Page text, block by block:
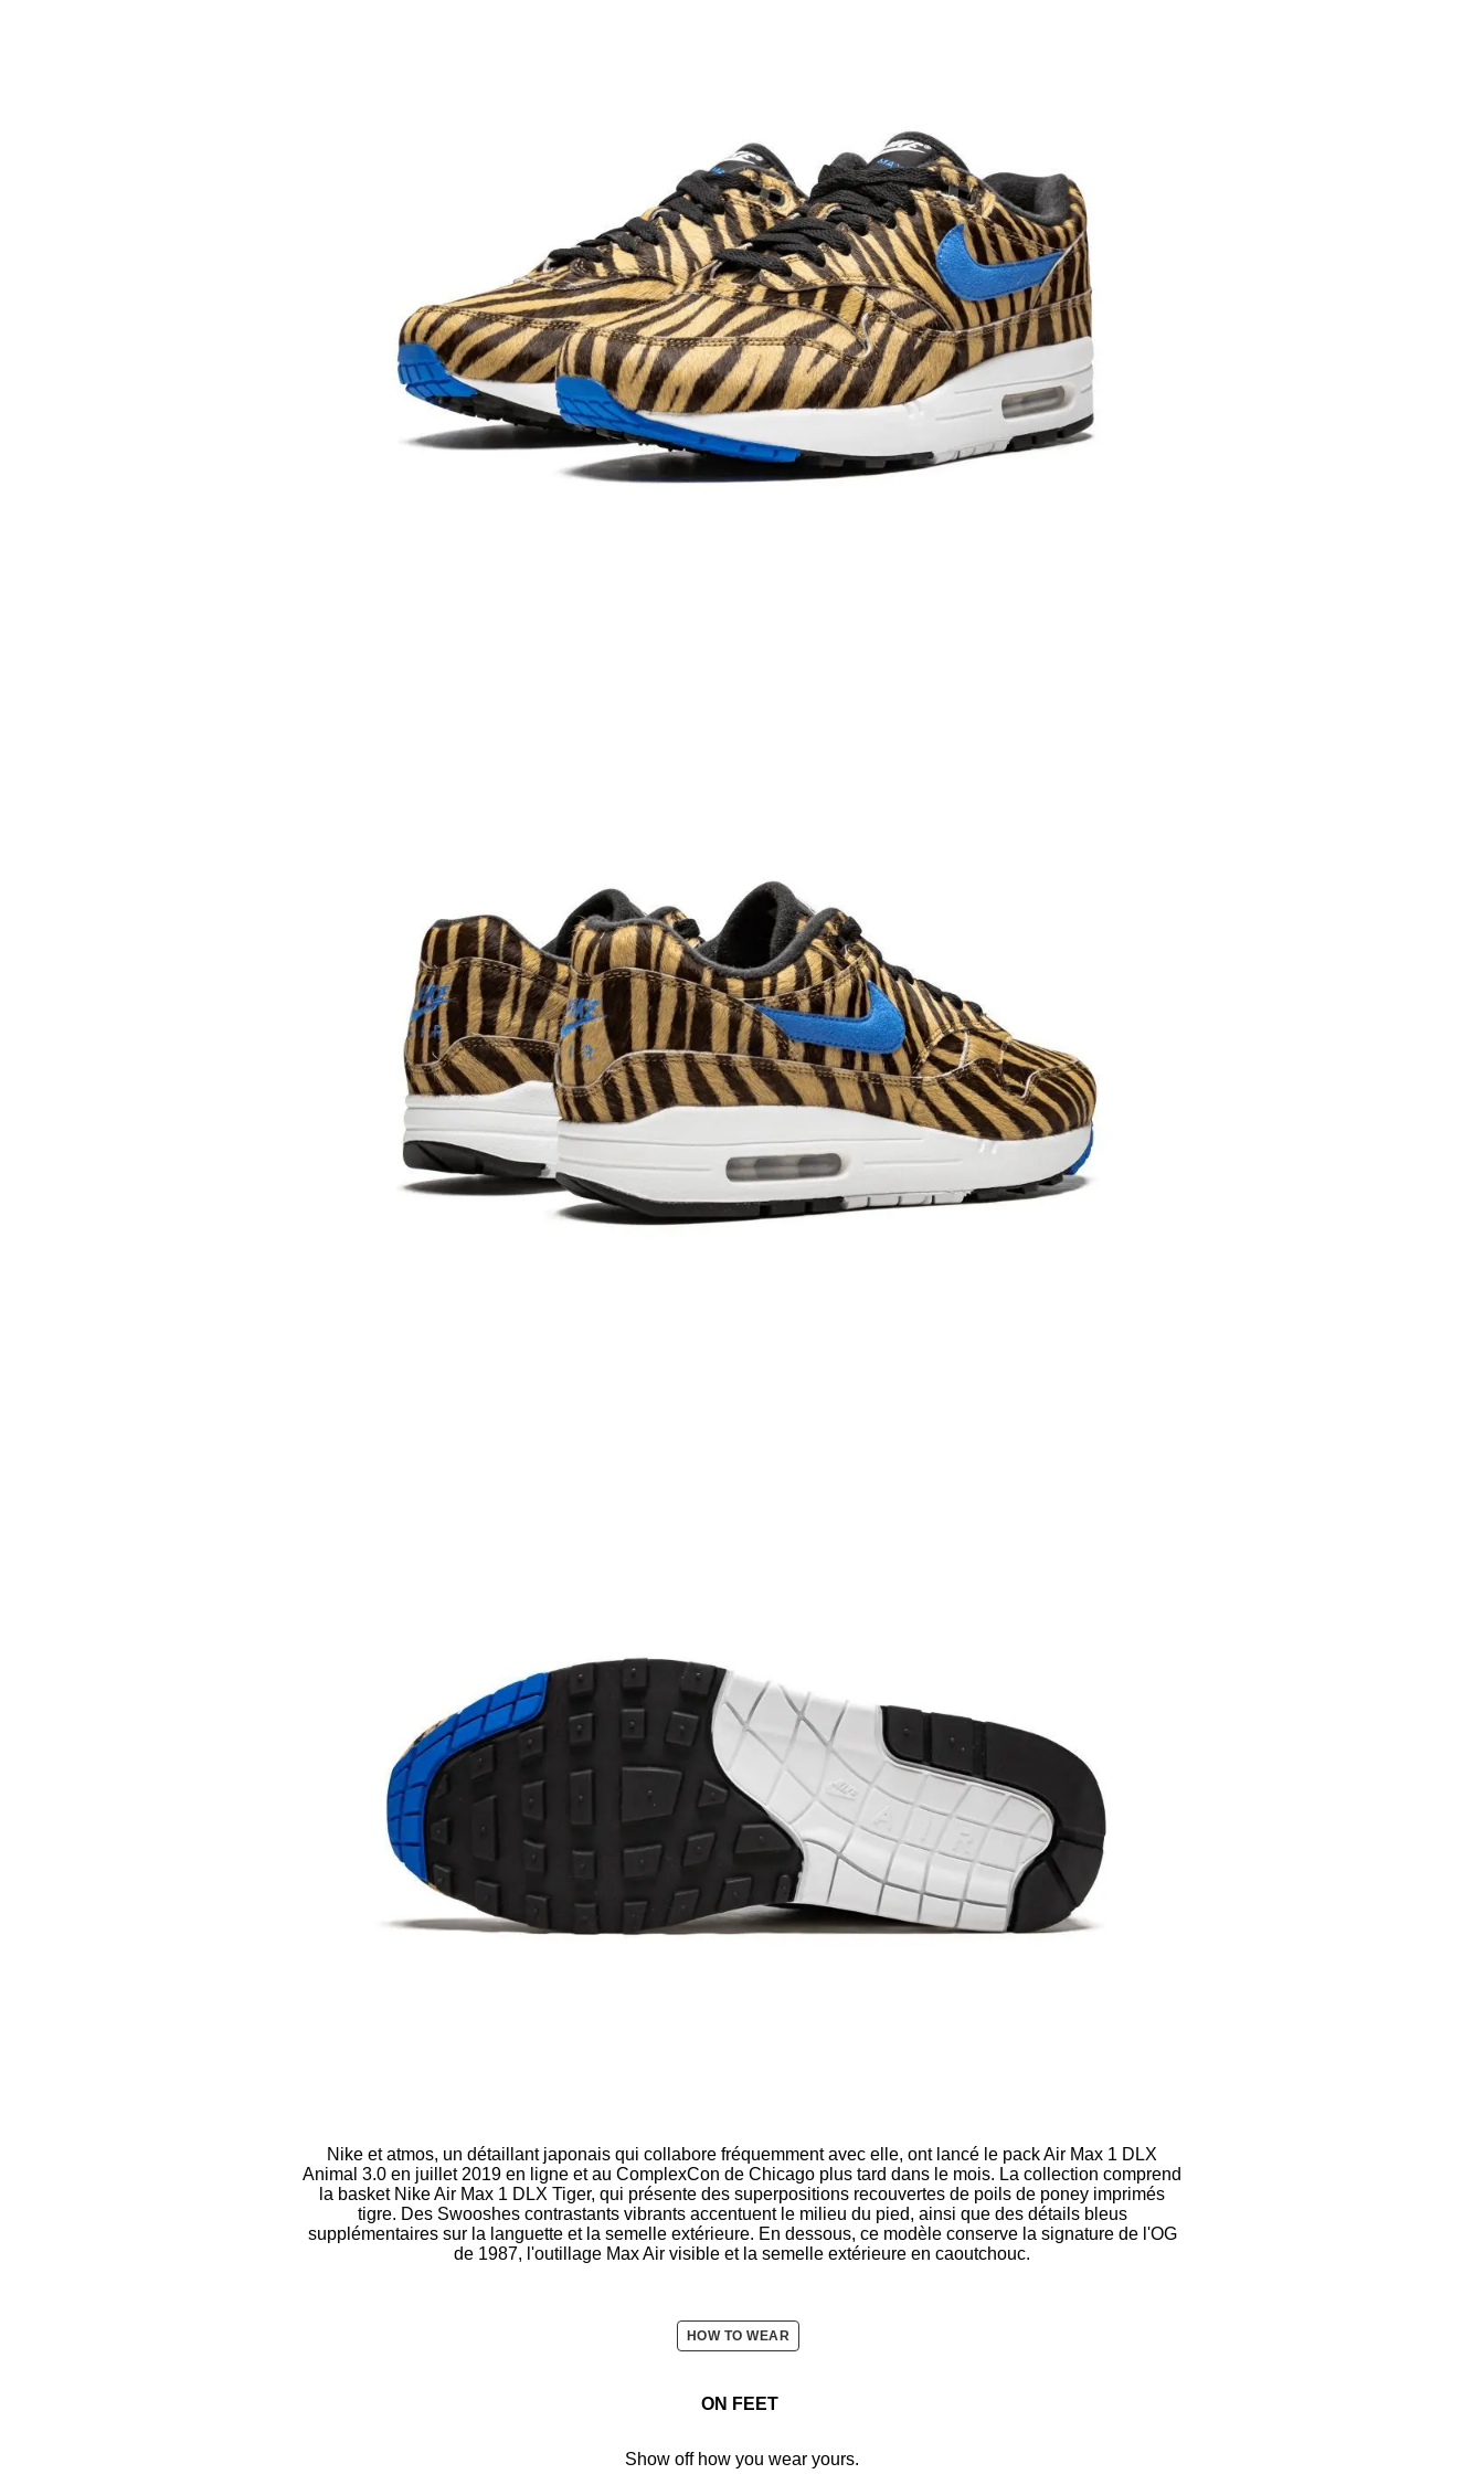
Nike et atmos, un détaillant japonais qui collabore fréquemment avec elle, ont lancé le pack Air Max 1 DLX
Animal 3.0 en juillet 2019 en ligne et au ComplexCon de Chicago plus tard dans le mois. La collection comprend
la basket Nike Air Max 1 DLX Tiger, qui présente des superpositions recouvertes de poils de poney imprimés
tigre. Des Swooshes contrastants vibrants accentuent le milieu du pied, ainsi que des détails bleus
supplémentaires sur la languette et la semelle extérieure. En dessous, ce modèle conserve la signature de l'OG
de 1987, l'outillage Max Air visible et la semelle extérieure en caoutchouc.
HOW TO WEAR
ON FEET
Show off how you wear yours.